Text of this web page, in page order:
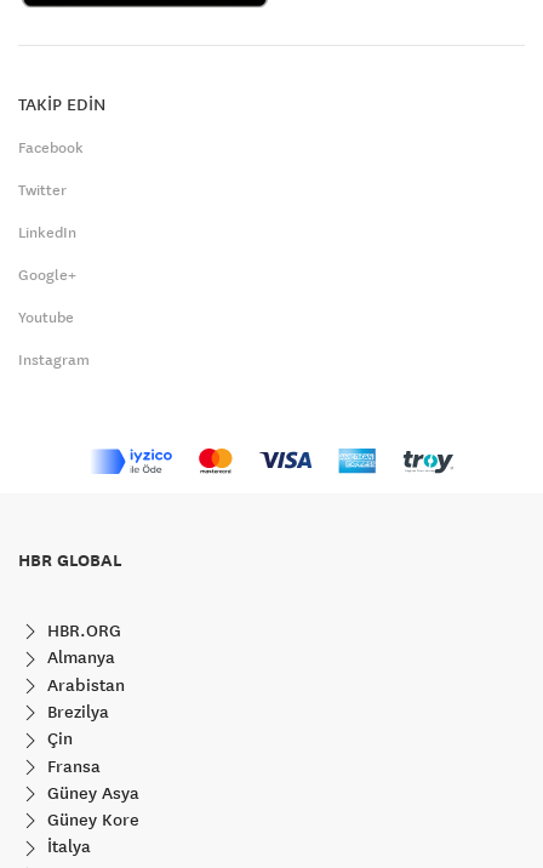
TAKİP EDİN
Facebook
Twitter
LinkedIn
Google+
Youtube
Instagram
HBR GLOBAL
HBR.ORG
Almanya
Arabistan
Brezilya
Çin
Fransa
Güney Asya
Güney Kore
İtalya